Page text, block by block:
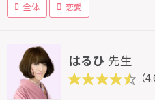
全体 恋愛
はるひ 先生
（